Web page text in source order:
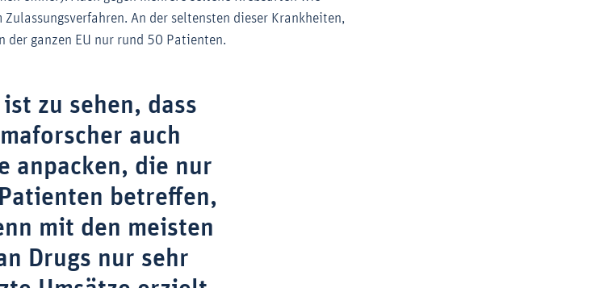
An der seltensten dieser Krankheiten,
ganzen EU nur rund 50 Patienten.
zu sehen, dass
auch
anpacken, die nur
betreffen,
mit den meisten
Drugs nur sehr